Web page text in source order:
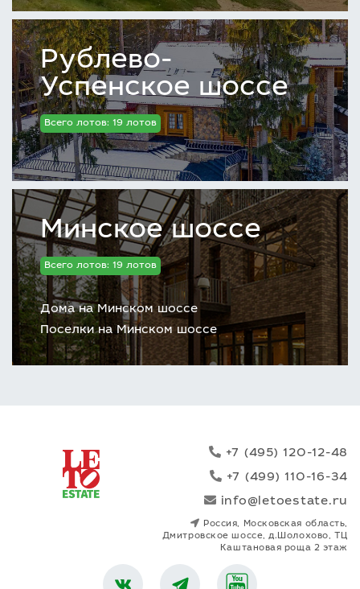
Рублево-
Успенское шоссе
Всего лотов: 19 лотов
Минское шоссе
Всего лотов: 19 лотов
Дома на Минском шоссе
Поселки на Минском шоссе
+7 (495) 120-12-48
+7 (499) 110-16-34
info@letoestate.ru
Россия, Московская область,
Дмитровское шоссе, д.Шолохово, ТЦ
Каштановая роща 2 этаж